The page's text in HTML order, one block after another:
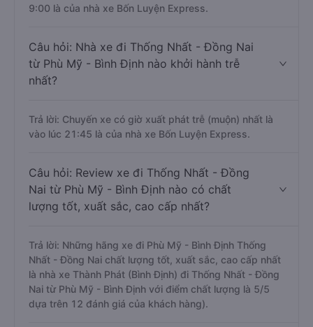
9:00 là của nhà xe Bốn Luyện Express.
Câu hỏi: Nhà xe đi Thống Nhất - Đồng Nai
từ Phù Mỹ - Bình Định nào khởi hành trễ
nhất?
Trả lời: Chuyến xe có giờ xuất phát trễ (muộn) nhất là
vào lúc 21:45 là của nhà xe Bốn Luyện Express.
Câu hỏi: Review xe đi Thống Nhất - Đồng
Nai từ Phù Mỹ - Bình Định nào có chất
lượng tốt, xuất sắc, cao cấp nhất?
Trả lời: Những hãng xe đi Phù Mỹ - Bình Định Thống
Nhất - Đồng Nai chất lượng tốt, xuất sắc, cao cấp nhất
là nhà xe Thành Phát (Bình Định) đi Thống Nhất - Đồng
Nai từ Phù Mỹ - Bình Định với điểm chất lượng là 5/5
dựa trên 12 đánh giá của khách hàng).